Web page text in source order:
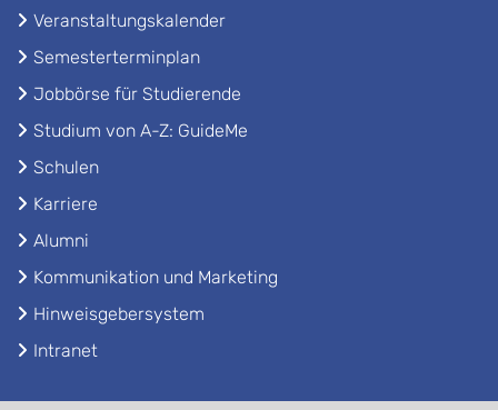
Veranstaltungskalender
Semesterterminplan
Jobbörse für Studierende
Studium von A-Z: GuideMe
Schulen
Karriere
Alumni
Kommunikation und Marketing
Hinweisgebersystem
Intranet